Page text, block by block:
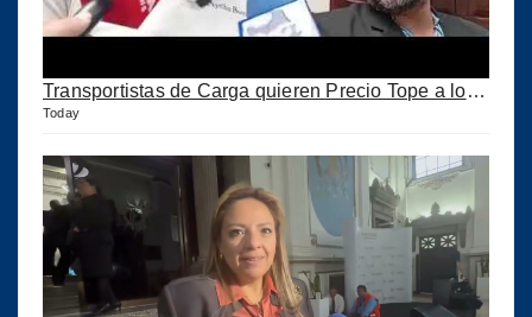
Transportistas de Carga quieren Precio Tope a los combustibles
Today